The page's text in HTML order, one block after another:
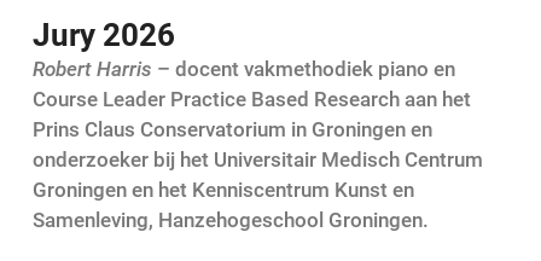
Jury 2026
Robert Harris – docent vakmethodiek piano en
Course Leader Practice Based Research aan het
Prins Claus Conservatorium in Groningen en
onderzoeker bij het Universitair Medisch Centrum
Groningen en het Kenniscentrum Kunst en
Samenleving, Hanzehogeschool Groningen.